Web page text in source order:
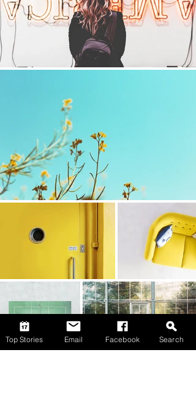
Top Stories Email Facebook Search